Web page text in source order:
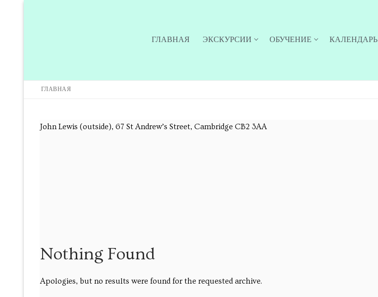
ГЛАВНАЯ ЭКСКУРСИИ ОБУЧЕНИЕ КАЛЕНДАРЬ
Главная
Кембриджская летняя школа русского и украинского языка
ГЛАВНАЯ
John Lewis (outside), 67 St Andrew’s Street, Cambridge CB2 3AA
Nothing Found
Apologies, but no results were found for the requested archive.